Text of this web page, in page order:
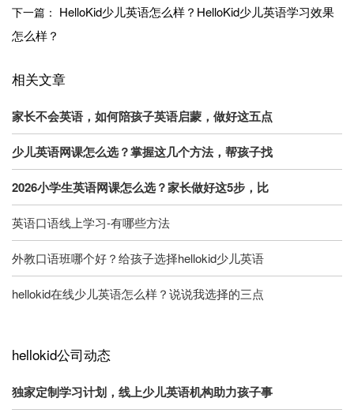
下一篇： HelloKid少儿英语怎么样？HelloKid少儿英语学习效果
怎么样？
相关文章
家长不会英语，如何陪孩子英语启蒙，做好这五点
少儿英语网课怎么选？掌握这几个方法，帮孩子找
2026小学生英语网课怎么选？家长做好这5步，比
英语口语线上学习-有哪些方法
外教口语班哪个好？给孩子选择hellokid少儿英语
hellokid在线少儿英语怎么样？说说我选择的三点
hellokid公司动态
独家定制学习计划，线上少儿英语机构助力孩子事